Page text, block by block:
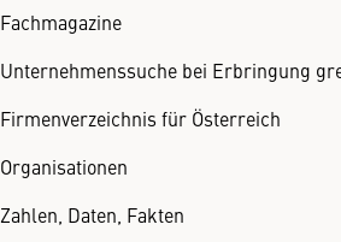
Fachmagazine
Unternehmenssuche bei Erbringung
Firmenverzeichnis für Österreich
Organisationen
Zahlen, Daten, Fakten